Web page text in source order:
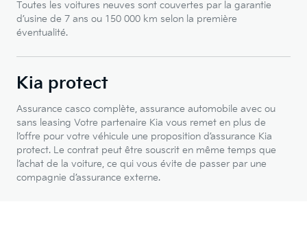
Toutes les voitures neuves sont couvertes par la garantie
d’usine de 7 ans ou 150 000 km selon la première
éventualité.
Kia protect
Assurance casco complète, assurance automobile avec ou
sans leasing Votre partenaire Kia vous remet en plus de
l’offre pour votre véhicule une proposition d’assurance Kia
protect. Le contrat peut être souscrit en même temps que
l’achat de la voiture, ce qui vous évite de passer par une
compagnie d’assurance externe.